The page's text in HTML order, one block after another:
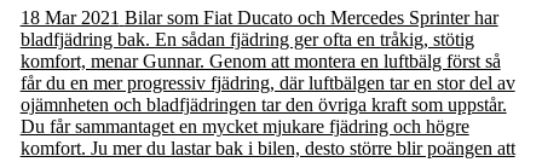
18 Mar 2021 Bilar som Fiat Ducato och Mercedes Sprinter har
bladfjädring bak. En sådan fjädring ger ofta en tråkig, stötig
komfort, menar Gunnar. Genom att montera en luftbälg först så
får du en mer progressiv fjädring, där luftbälgen tar en stor del av
ojämnheten och bladfjädringen tar den övriga kraft som uppstår.
Du får sammantaget en mycket mjukare fjädring och högre
komfort. Ju mer du lastar bak i bilen, desto större blir poängen att